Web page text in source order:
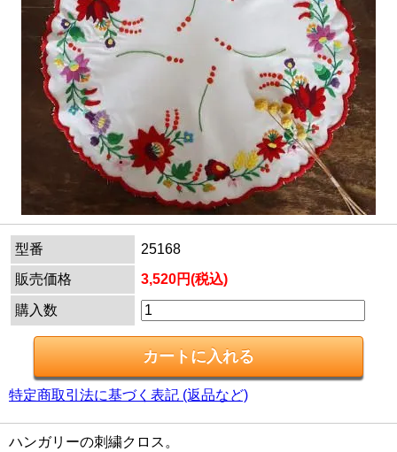
型番
25168
販売価格
3,520円(税込)
購入数
特定商取引法に基づく表記 (返品など)
ハンガリーの刺繍クロス。